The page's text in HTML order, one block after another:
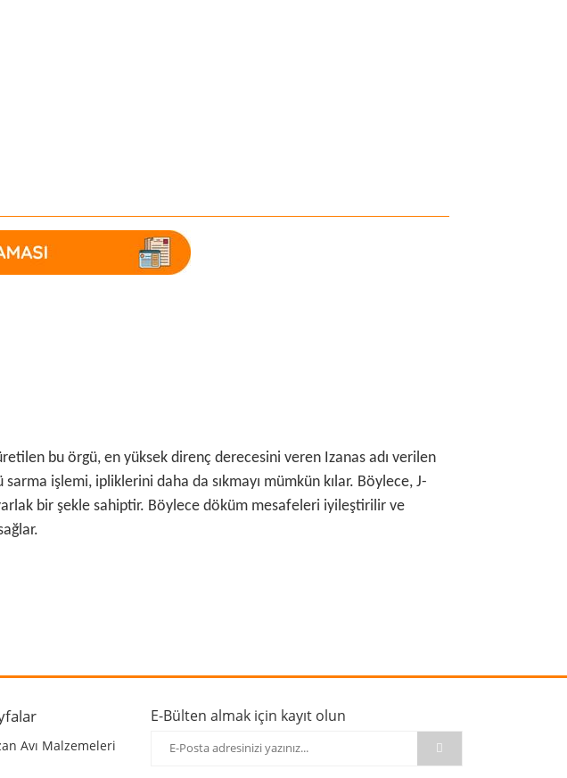
bu örgü, en yüksek direnç derecesini veren Izanas adı verilen
işlemi, ipliklerini daha da sıkmayı mümkün kılar. Böylece, J-
bir şekle sahiptir. Böylece döküm mesafeleri iyileştirilir ve
Avı Malzemeleri
E-Bülten almak için kayıt olun